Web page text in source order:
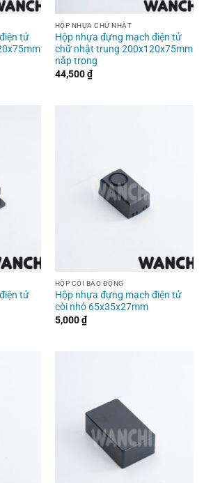
tử
HỘP NHỰA CHỮ NHẬT
Hộp nhựa đựng mạch điện tử
chữ nhật trung 200x120x75mm
nắp trong
44,500₫
tử
HỘP CÒI BÁO ĐỘNG
Hộp nhựa đựng mạch điện tử
còi nhỏ 65x35x27mm
5,000₫